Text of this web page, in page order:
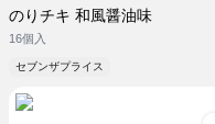
のりチキ 和風醤油味
16個入
セブンザプライス